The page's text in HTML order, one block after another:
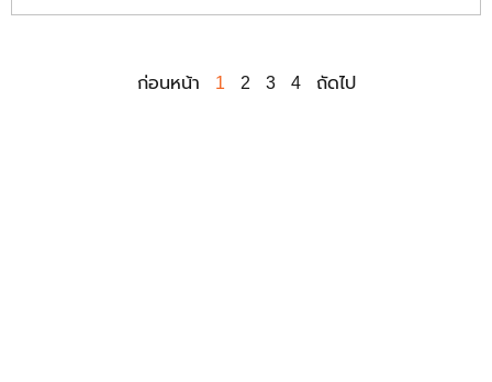
ก่อนหน้า 1 2 3 4 ถัดไป